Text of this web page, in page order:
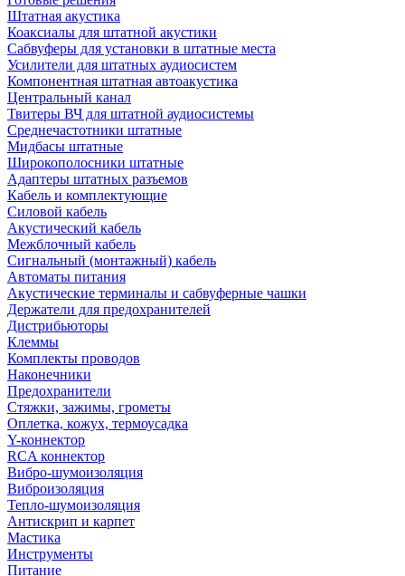
Штатная акустика
Коаксиалы для штатной акустики
Сабвуферы для установки в штатные места
Усилители для штатных аудиосистем
Компонентная штатная автоакустика
Центральный канал
Твитеры ВЧ для штатной аудиосистемы
Среднечастотники штатные
Мидбасы штатные
Широкополосники штатные
Адаптеры штатных разъемов
Кабель и комплектующие
Силовой кабель
Акустический кабель
Межблочный кабель
Сигнальный (монтажный) кабель
Автоматы питания
Акустические терминалы и сабвуферные чашки
Держатели для предохранителей
Дистрибьюторы
Клеммы
Комплекты проводов
Наконечники
Предохранители
Стяжки, зажимы, грометы
Оплетка, кожух, термоусадка
Y-коннектор
RCA коннектор
Вибро-шумоизоляция
Виброизоляция
Тепло-шумоизоляция
Антискрип и карпет
Мастика
Инструменты
Питание